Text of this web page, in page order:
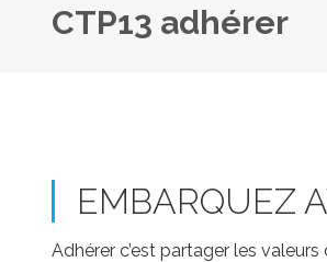
CTP13 adhérer
EMBARQUEZ
Adhérer c’est partager les